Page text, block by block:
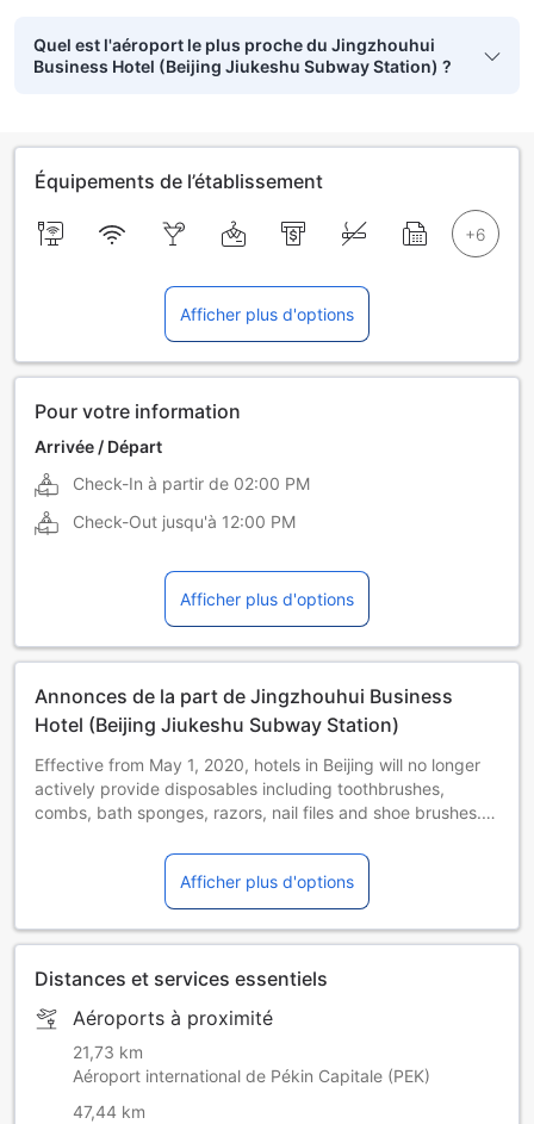
Quel est l'aéroport le plus proche du Jingzhouhui
Business Hotel (Beijing Jiukeshu Subway Station) ?
Équipements de l’établissement
Afficher plus d'options
Pour votre information
Arrivée / Départ
Check-In à partir de 02:00 PM
Check-Out jusqu'à 12:00 PM
Afficher plus d'options
Annonces de la part de Jingzhouhui Business
Hotel (Beijing Jiukeshu Subway Station)
Effective from May 1, 2020, hotels in Beijing will no longer
actively provide disposables including toothbrushes,
combs, bath sponges, razors, nail files and shoe brushes. If
Afficher plus d'options
Distances et services essentiels
Aéroports à proximité
21,73 km
Aéroport international de Pékin Capitale (PEK)
47,44 km